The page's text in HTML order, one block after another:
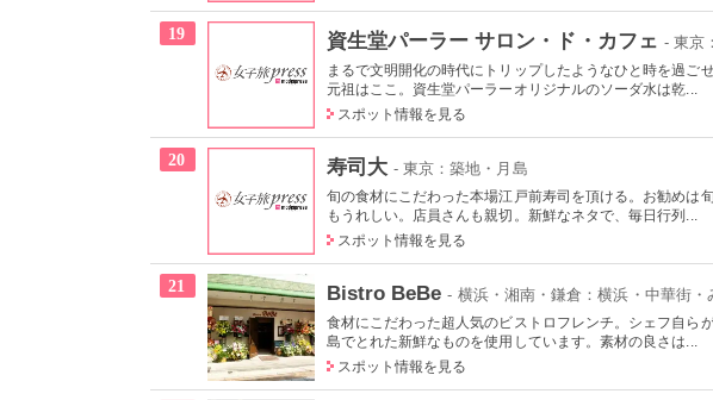
19 資生堂パーラー サロン・ド・カフェ - 東京
まるで文明開化の時代にトリップしたようなひと時を過ご
元祖はここ。資生堂パーラーオリジナルのソーダ水は乾...
スポット情報を見る
20 寿司大 - 東京：築地・月島
旬の食材にこだわった本場江戸前寿司を頂ける。お勧めは
もうれしい。店員さんも親切。新鮮なネタで、毎日行列...
スポット情報を見る
21 Bistro BeBe - 横浜・湘南・鎌倉：横浜・中華街・
食材にこだわった超人気のビストロフレンチ。シェフ自ら
島でとれた新鮮なものを使用しています。素材の良さは...
スポット情報を見る